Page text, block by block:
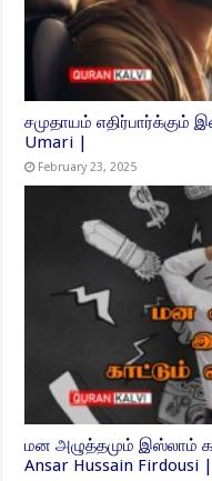
சமுதாயம்
Umari |
February 23, 2025
மன அழுத்தமும் இஸ்லாம்
Ansar Hussain Firdousi |